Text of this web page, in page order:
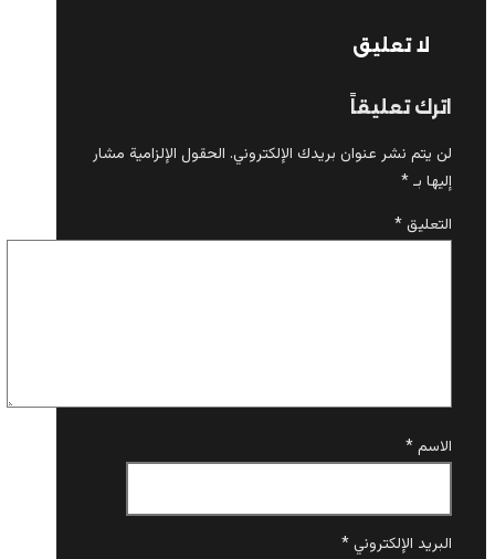
لا تعليق
اترك تعليقاً
لن يتم نشر عنوان بريدك الإلكتروني. الحقول الإلزامية مشار
إليها بـ*
التعليق*
الاسم*
البريد الإلكتروني*